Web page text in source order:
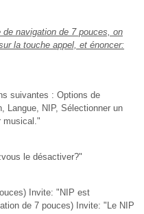
navigation de 7 pouces, on
la touche appel, et énoncer:
suivantes : Options de
Langue, NIP, Sélectionner un
musical."
le désactiver?"
Invite: "NIP est
de 7 pouces) Invite: "Le NIP